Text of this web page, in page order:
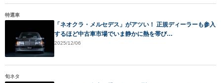
特選車
「ネオクラ・メルセデス」がアツい！ 正規ディーラーも参入
するほど中古車市場でいま静かに熱を帯び…
2025/12/06
旬ネタ